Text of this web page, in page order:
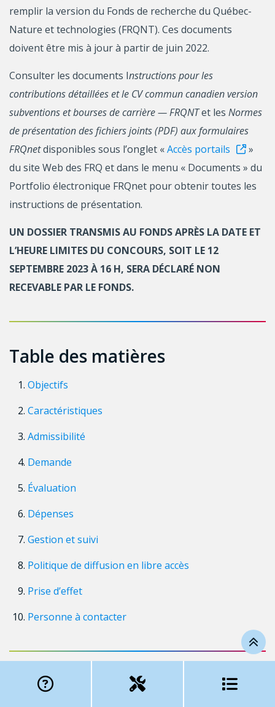
remplir la version du Fonds de recherche du Québec-
Nature et technologies (FRQNT). Ces documents
doivent être mis à jour à partir de juin 2022.
Consulter les documents Instructions pour les
contributions détaillées et le CV commun canadien version
subventions et bourses de carrière — FRQNTet les Normes
de présentation des fichiers joints (PDF) aux formulaires
FRQnetdisponibles sous l’onglet «Accès portails
»
du site Web des FRQ et dans le menu « Documents » du
Portfolio électronique FRQnet pour obtenir toutes les
instructions de présentation.
UN DOSSIER TRANSMIS AU FONDS APRÈS LA DATE ET
L’HEURE LIMITES DU CONCOURS, SOIT LE 12
SEPTEMBRE 2023 À 16 H, SERA DÉCLARÉ NON
RECEVABLE PAR LE FONDS.
Table des matières
Objectifs
Caractéristiques
Admissibilité
Demande
Évaluation
Dépenses
Gestion et suivi
Politique de diffusion en libre accès
Prise d’effet
Personne à contacter
1. Objectifs